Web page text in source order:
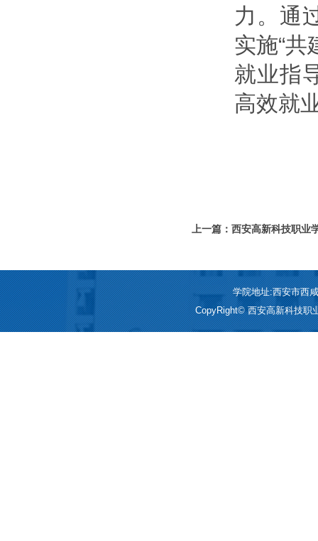
力。通
实施“
就业指
高效就
上一篇：西安高新科技职
学院地址:西安市西
CopyRight© 西安高新科技职